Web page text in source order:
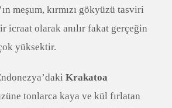
meşum, kırmızı gökyüzü tasviri
icraat olarak anılır fakat gerçeğin
yüksektir.
Krakatoa
tonlarca kaya ve kül fırlatan